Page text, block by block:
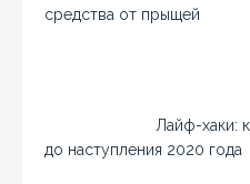
средства от прыщей
Лайф-хаки:
до наступления 2020 года